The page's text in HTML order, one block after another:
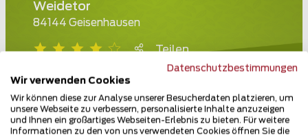
Weidetor
84144 Geisenhausen
Teilen
Datenschutzbestimmungen
Wir verwenden Cookies
Wir können diese zur Analyse unserer Besucherdaten platzieren, um
unsere Webseite zu verbessern, personalisierte Inhalte anzuzeigen
und Ihnen ein großartiges Webseiten-Erlebnis zu bieten. Für weitere
Informationen zu den von uns verwendeten Cookies öffnen Sie die